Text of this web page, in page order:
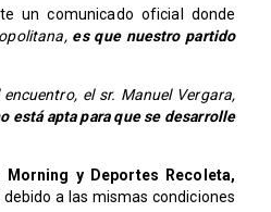
un comunicado oficial donde
es que nuestro partido
el sr. Manuel Vergara,
está apta para que se desarrolle
y Deportes Recoleta,
a las mismas condiciones